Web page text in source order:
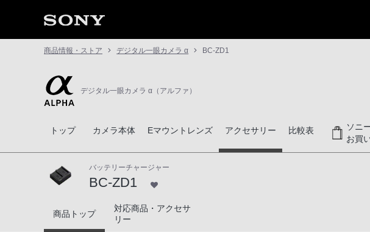
商品情報・ストア デジタル一眼カメラ α BC-ZD1
デジタル一眼カメラ α（アルファ）
トップ カメラ本体 Eマウントレンズ アクセサリー 比較表
ソニ
お買
バッテリーチャージャー
BC-ZD1
BC-ZD1
商品トップ
対応商品・アクセサ
リー